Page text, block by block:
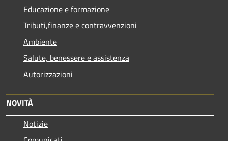
Educazione e formazione
Tributi,finanze e contravvenzioni
Ambiente
Salute, benessere e assistenza
Autorizzazioni
NOVITÀ
Notizie